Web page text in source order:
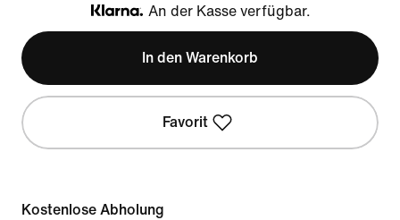
Klarna
An der Kasse verfügbar.
In den Warenkorb
Favorit
Kostenlose Abholung